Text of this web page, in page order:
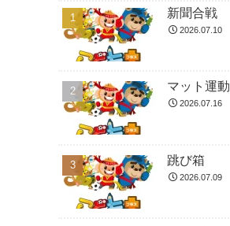
新聞合戦
2026.07.10
マット運動
2026.07.16
跳び箱
2026.07.09